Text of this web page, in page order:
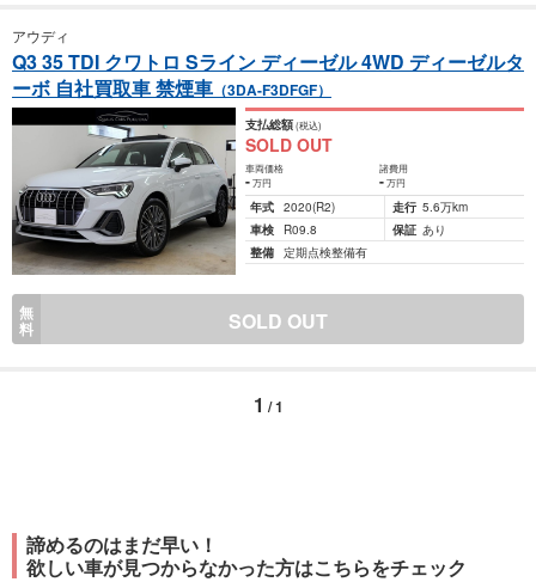
アウディ
Q3 35 TDI クワトロ Sライン ディーゼル 4WD ディーゼルタ
ーボ 自社買取車 禁煙車 （3DA-F3DFGF）
支払総額(税込)
SOLD OUT
車両価格
-万円
諸費用
- 万円
年式 2020(R2) 走行 5.6万km
車検
R09.8 保証 あり
整備 定期点検整備有
無
料 SOLD OUT
1 / 1
諦めるのはまだ早い！
欲しい車が見つからなかった方はこちらをチェック